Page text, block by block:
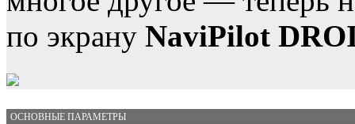
по экрану NaviPilot
ОСНОВНЫЕ ПАРАМЕТРЫ